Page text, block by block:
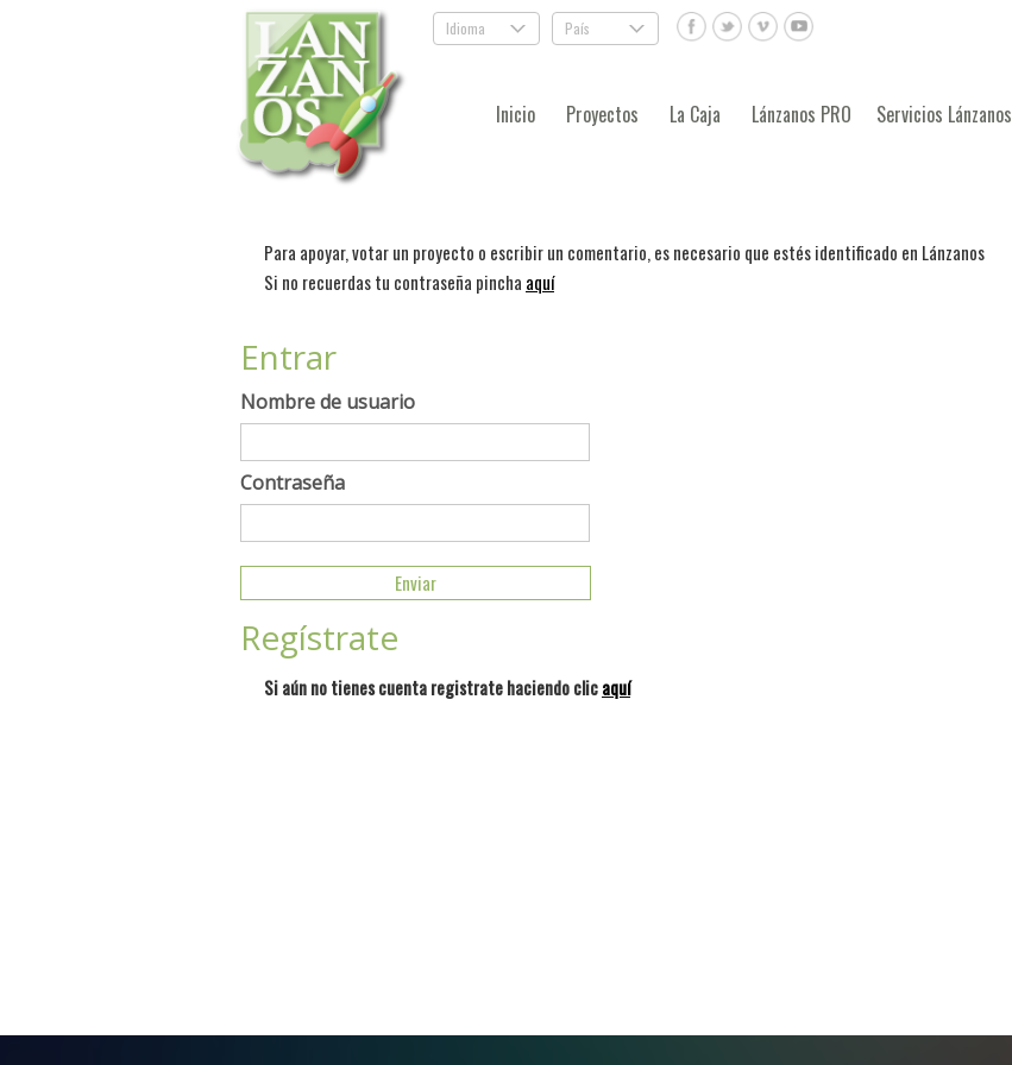
Idioma . País .
Inicio Proyectos La Caja Lánzanos PRO Servicios Lánzanos
Para apoyar, votar un proyecto o escribir un comentario, es necesario que estés identificado en Lánzanos
Si no recuerdas tu contraseña pincha aquí
Entrar
Nombre de usuario
Contraseña
Regístrate
Si aún no tienes cuenta registrate haciendo clicaquí